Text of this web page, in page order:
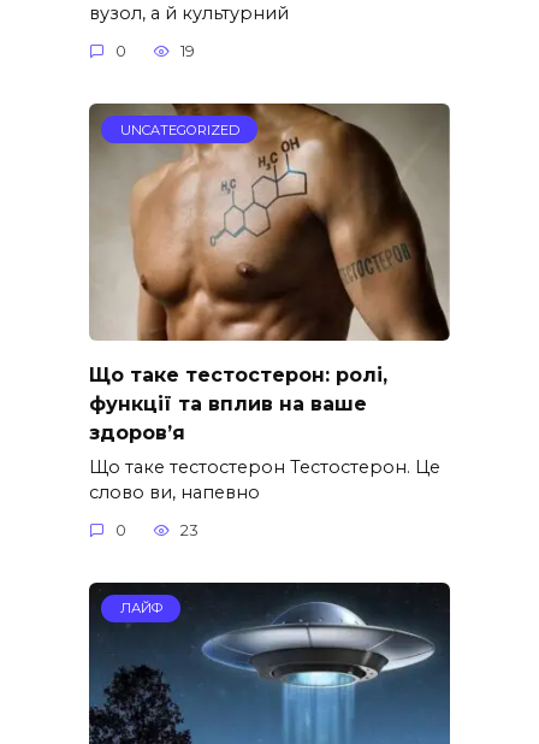
вузол, а й культурний
0 19
UNCATEGORIZED
Що таке тестостерон: ролі,
функції та вплив на ваше
здоров’я
Що таке тестостерон Тестостерон. Це
слово ви, напевно
0 23
ЛАЙФ